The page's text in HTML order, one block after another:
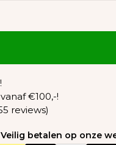
€100,-!
reviews)
Veilig betalen op onze